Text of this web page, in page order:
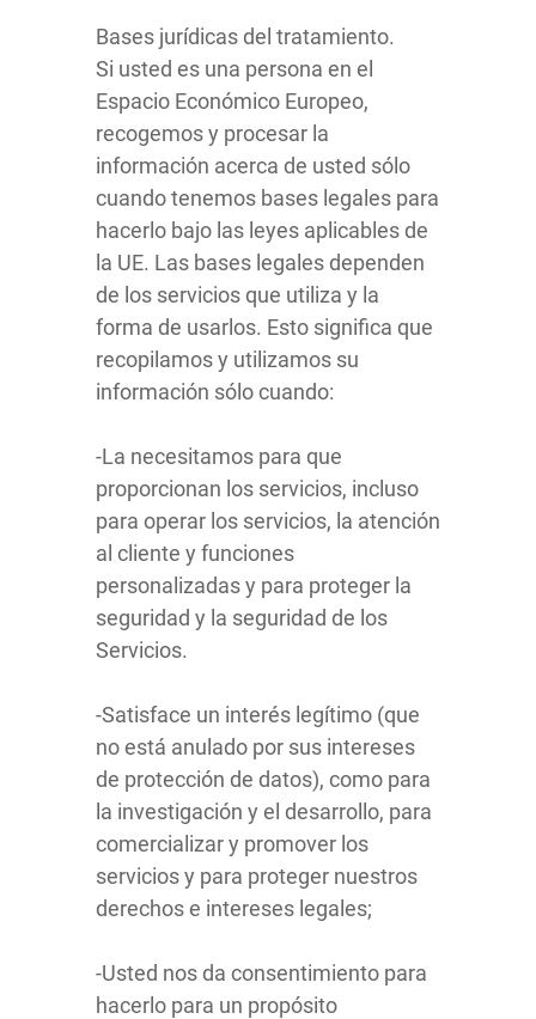
Bases jurídicas del tratamiento.
Si usted es una persona en el
Espacio Económico Europeo,
recogemos y procesar la
información acerca de usted sólo
cuando tenemos bases legales para
hacerlo bajo las leyes aplicables de
la UE. Las bases legales dependen
de los servicios que utiliza y la
forma de usarlos. Esto significa que
recopilamos y utilizamos su
información sólo cuando:
-La necesitamos para que
proporcionan los servicios, incluso
para operar los servicios, la atención
al cliente y funciones
personalizadas y para proteger la
seguridad y la seguridad de los
Servicios.
-Satisface un interés legítimo (que
no está anulado por sus intereses
de protección de datos), como para
la investigación y el desarrollo, para
comercializar y promover los
servicios y para proteger nuestros
derechos e intereses legales;
-Usted nos da consentimiento para
hacerlo para un propósito